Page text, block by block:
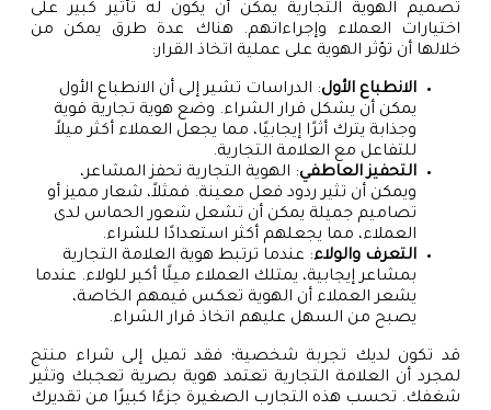
تصميم الهوية التجارية يمكن أن يكون له تأثير كبير على
اختيارات العملاء وإجراءاتهم. هناك عدة طرق يمكن من
خلالها أن تؤثر الهوية على عملية اتخاذ القرار:
الانطباع الأول: الدراسات تشير إلى أن الانطباع الأول
يمكن أن يشكل قرار الشراء. وضع هوية تجارية قوية
وجذابة يترك أثرًا إيجابيًا، مما يجعل العملاء أكثر ميلاً
للتفاعل مع العلامة التجارية.
التحفيز العاطفي: الهوية التجارية تحفز المشاعر،
ويمكن أن تثير ردود فعل معينة. فمثلاً، شعار مميز أو
تصاميم جميلة يمكن أن تشعل شعور الحماس لدى
العملاء، مما يجعلهم أكثر استعدادًا للشراء.
التعرف والولاء: عندما ترتبط هوية العلامة التجارية
بمشاعر إيجابية، يمتلك العملاء ميلًا أكبر للولاء. عندما
يشعر العملاء أن الهوية تعكس قيمهم الخاصة،
يصبح من السهل عليهم اتخاذ قرار الشراء.
قد تكون لديك تجربة شخصية؛ فقد تميل إلى شراء منتج
لمجرد أن العلامة التجارية تعتمد هوية بصرية تعجبك وتثير
شغفك. تحسب هذه التجارب الصغيرة جزءًا كبيرًا من تقديرك